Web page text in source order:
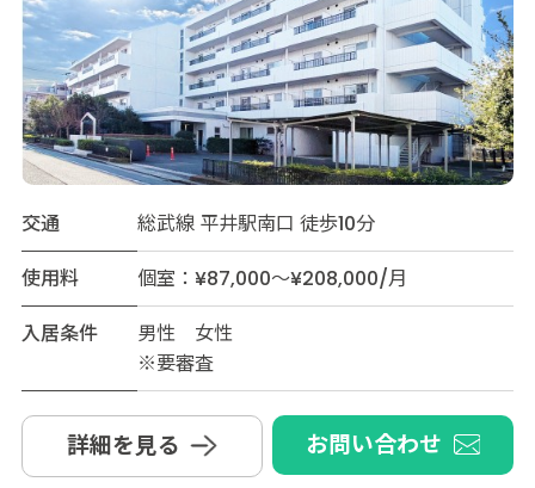
交通
総武線 平井駅南口 徒歩10分
使用料
個室：¥87,000～¥208,000/月
入居条件
男性 女性
※要審査
詳細を見る お問い合わせ